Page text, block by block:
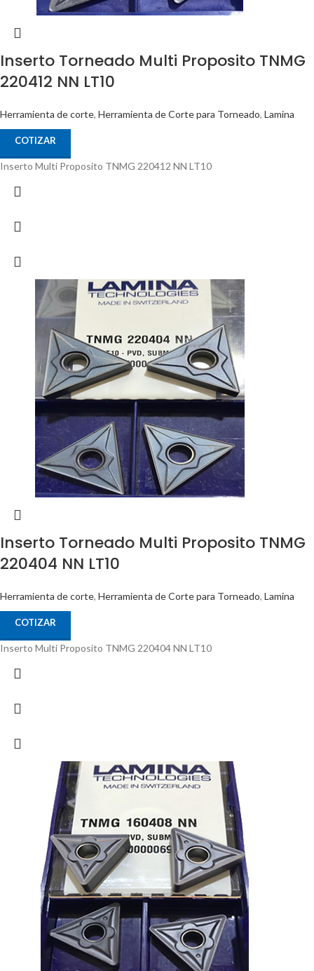
Inserto Torneado Multi Proposito TNMG
220412 NN LT10
Herramienta de corte, Herramienta de Corte para Torneado, Lamina
COTIZAR
Inserto Multi Proposito TNMG 220412 NN LT10
Inserto Torneado Multi Proposito TNMG
220404 NN LT10
Herramienta de corte, Herramienta de Corte para Torneado, Lamina
COTIZAR
Inserto Multi Proposito TNMG 220404 NN LT10